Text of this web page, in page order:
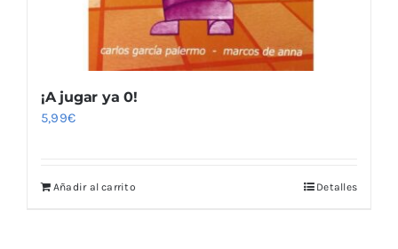
¡A jugar ya 0!
5,99€
Añadir al carrito Detalles